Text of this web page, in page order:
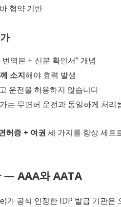
협약 기반
역본 + 신분 확인서” 개념
소지해야 효력 발생
운전을 허용하지 않습니다
는 무면허 운전과 동일하게 처리
허증 + 여권 세 가지를 항상 세트
— AAA와 AATA
공식 인정한 IDP 발급 기관은